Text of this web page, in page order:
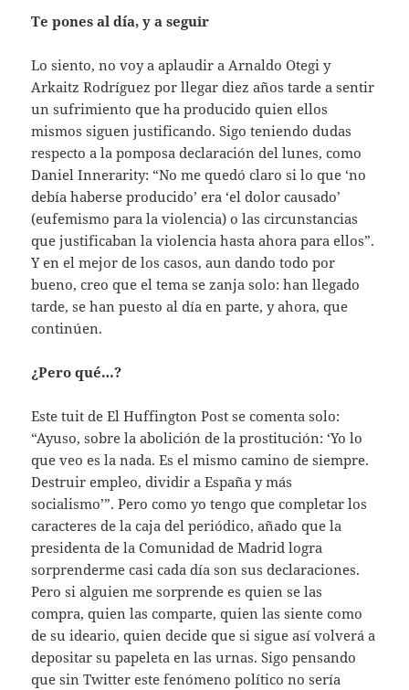
Te pones al día, y a seguir
Lo siento, no voy a aplaudir a Arnaldo Otegi y
Arkaitz Rodríguez por llegar diez años tarde a sentir
un sufrimiento que ha producido quien ellos
mismos siguen justificando. Sigo teniendo dudas
respecto a la pomposa declaración del lunes, como
Daniel Innerarity: “No me quedó claro si lo que ‘no
debía haberse producido’ era ‘el dolor causado’
(eufemismo para la violencia) o las circunstancias
que justificaban la violencia hasta ahora para ellos”.
Y en el mejor de los casos, aun dando todo por
bueno, creo que el tema se zanja solo: han llegado
tarde, se han puesto al día en parte, y ahora, que
continúen.
¿Pero qué…?
Este tuit de El Huffington Post se comenta solo:
“Ayuso, sobre la abolición de la prostitución: ‘Yo lo
que veo es la nada. Es el mismo camino de siempre.
Destruir empleo, dividir a España y más
socialismo’”. Pero como yo tengo que completar los
caracteres de la caja del periódico, añado que la
presidenta de la Comunidad de Madrid logra
sorprenderme casi cada día son sus declaraciones.
Pero si alguien me sorprende es quien se las
compra, quien las comparte, quien las siente como
de su ideario, quien decide que si sigue así volverá a
depositar su papeleta en las urnas. Sigo pensando
que sin Twitter este fenómeno político no sería